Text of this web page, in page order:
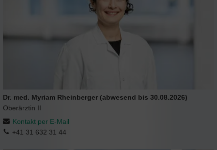
Dr. med. Myriam Rheinberger (abwesend bis 30.08.2026)
Oberärztin II
Kontakt per E-Mail
+41 31 632 31 44